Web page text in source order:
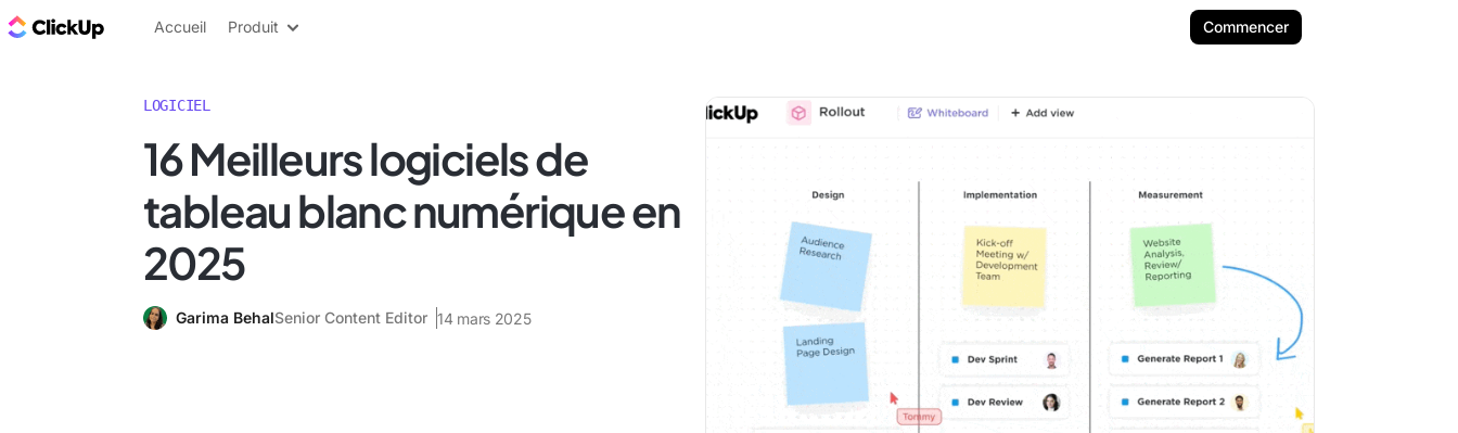
ClickUp Blog
Accueil Produit Commencer
LOGICIEL
16 Meilleurs logiciels de
tableau blanc numérique en
2025
Garima BehalSenior Content Editor 14 mars 2025